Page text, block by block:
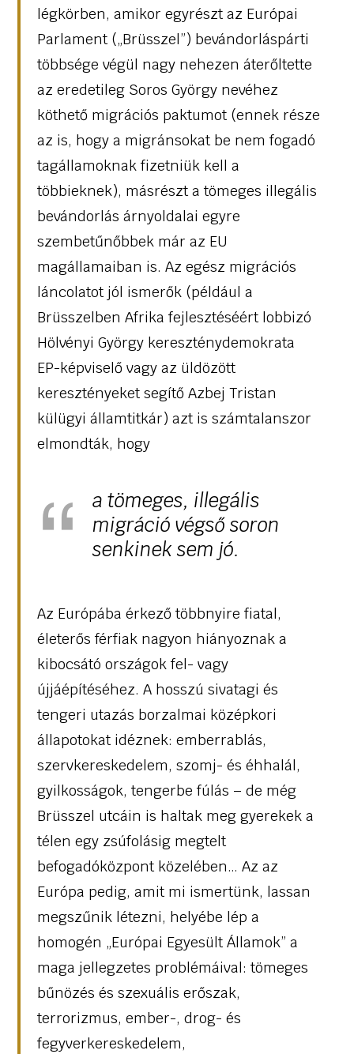
légkörben, amikor egyrészt az Európai
Parlament („Brüsszel”) bevándorláspárti
többsége végül nagy nehezen áterőltette
az eredetileg Soros György nevéhez
köthető migrációs paktumot (ennek része
az is, hogy a migránsokat be nem fogadó
tagállamoknak fizetniük kell a
többieknek), másrészt a tömeges illegális
bevándorlás árnyoldalai egyre
szembetűnőbbek már az EU
magállamaiban is. Az egész migrációs
láncolatot jól ismerők (például a
Brüsszelben Afrika fejlesztéséért lobbizó
Hölvényi György kereszténydemokrata
EP-képviselő vagy az üldözött
keresztényeket segítő Azbej Tristan
külügyi államtitkár) azt is számtalanszor
elmondták, hogy
a tömeges, illegális
migráció végső soron
senkinek sem jó.
Az Európába érkező többnyire fiatal,
életerős férfiak nagyon hiányoznak a
kibocsátó országok fel- vagy
újjáépítéséhez. A hosszú sivatagi és
tengeri utazás borzalmai középkori
állapotokat idéznek: emberrablás,
szervkereskedelem, szomj- és éhhalál,
gyilkosságok, tengerbe fúlás – de még
Brüsszel utcáin is haltak meg gyerekek a
télen egy zsúfolásig megtelt
befogadóközpont közelében… Az az
Európa pedig, amit mi ismertünk, lassan
megszűnik létezni, helyébe lép a
homogén „Európai Egyesült Államok” a
maga jellegzetes problémáival: tömeges
bűnözés és szexuális erőszak,
terrorizmus, ember-, drog- és
fegyverkereskedelem,